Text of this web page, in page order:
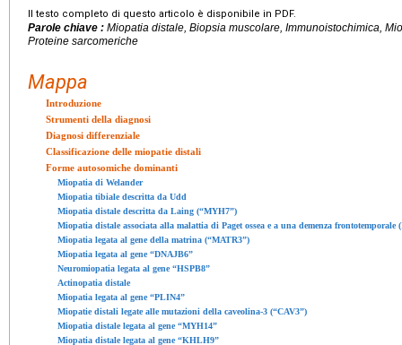
Il testo completo di questo articolo è disponibile in PDF.
Parole chiave : Miopatia distale, Biopsia muscolare, Immunoistochimica,
Proteine sarcomeriche
Mappa
Introduzione
Strumenti della diagnosi
Diagnosi differenziale
Classificazione delle miopatie distali
Forme autosomiche dominanti
Miopatia di Welander
Miopatia tibiale descritta da Udd
Miopatia distale descritta da Laing (“MYH7”)
Miopatia distale associata alla malattia di Paget ossea e a una demenza frontotemporale
Miopatia legata al gene della matrina (“MATR3”)
Miopatia legata al gene “DNAJB6”
Neuromiopatia legata al gene “HSPB8”
Actinopatia distale
Miopatia legata al gene “PLIN4”
Miopatie distali legate alle mutazioni della caveolina-3 (“CAV3”)
Miopatia distale legata al gene “MYH14”
Miopatia distale legata al gene “KHLH9”